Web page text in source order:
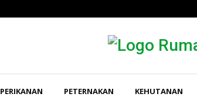
PERIKANAN PETERNAKAN KEHUTANAN